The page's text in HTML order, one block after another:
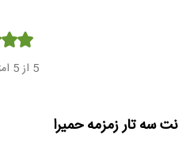
5 از 5 امتیاز
نت سه تار زمزمه حمیرا